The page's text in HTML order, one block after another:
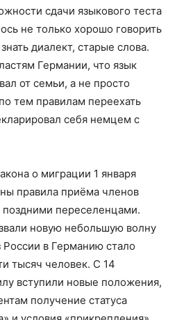
сдачи языкового теста
не только хорошо говорить
диалект, старые слова.
Германии, что язык
от семьи, а не просто
тем правилам переехать
себя немцем с
о миграции 1 января
правила приёма членов
переселенцами.
новую небольшую волну
в Германию стало
тысяч человек. С 14
вступили новые положения,
получение статуса